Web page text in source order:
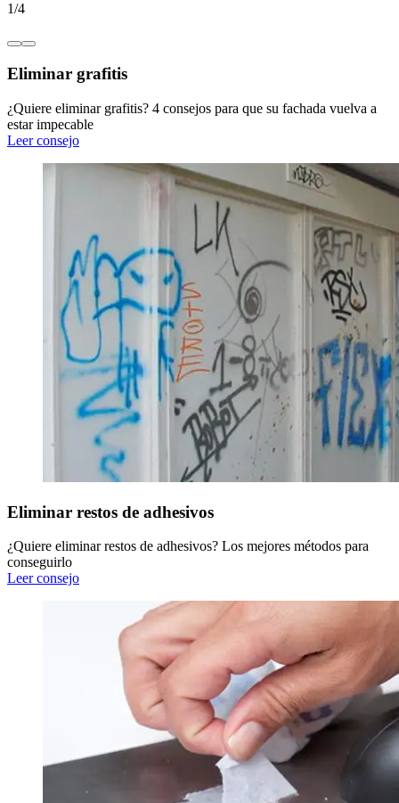
1/4
Eliminar grafitis
¿Quiere eliminar grafitis? 4 consejos para que su fachada vuelva a
estar impecable
Leer consejo
Eliminar restos de adhesivos
¿Quiere eliminar restos de adhesivos? Los mejores métodos para
conseguirlo
Leer consejo